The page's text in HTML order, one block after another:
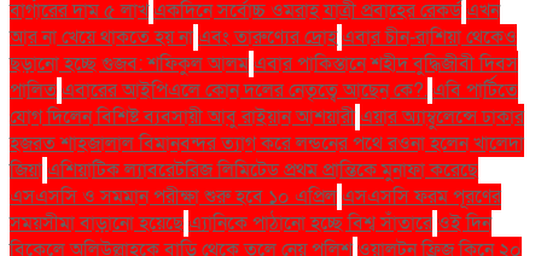
বার্গারের দাম ৫ লাখএকদিনে সর্বোচ্চ ওমরাহ যাত্রী প্রবাহের রেকর্ডএখন
আর না খেয়ে থাকতে হয় নাএবং তারুণ্যের দ্রোহএবার চীন-রাশিয়া থেকেও
ছড়ানো হচ্ছে গুজব: শফিকুল আলমএবার পাকিস্তানে শহীদ বুদ্ধিজীবী দিবস
পালিতএবারের আইপিএলে কোন দলের নেতৃত্বে আছেন কে?.এবি পার্টিতে
যোগ দিলেন বিশিষ্ট ব্যবসায়ী আবু রাইয়ান আশয়ারীএয়ার অ্যাম্বুলেন্সে ঢাকার
হজরত শাহজালাল বিমানবন্দর ত্যাগ করে লন্ডনের পথে রওনা হলেন খালেদা
জিয়াএশিয়াটিক ল্যাবরেটরিজ লিমিটেড প্রথম প্রান্তিকে মুনাফা করেছে
এসএসসি ও সমমান পরীক্ষা শুরু হবে ১০ এপ্রিলএসএসসি ফরম পূরণের
সময়সীমা বাড়ানো হয়েছেএ্যানিকে পাঠানো হচ্ছে বিশ্ব সাঁতারেওই দিন
বিকেলে অলিউল্লাহকে বাড়ি থেকে তুলে নেয় পুলিশওয়ালটন ফ্রিজ কিনে ২০